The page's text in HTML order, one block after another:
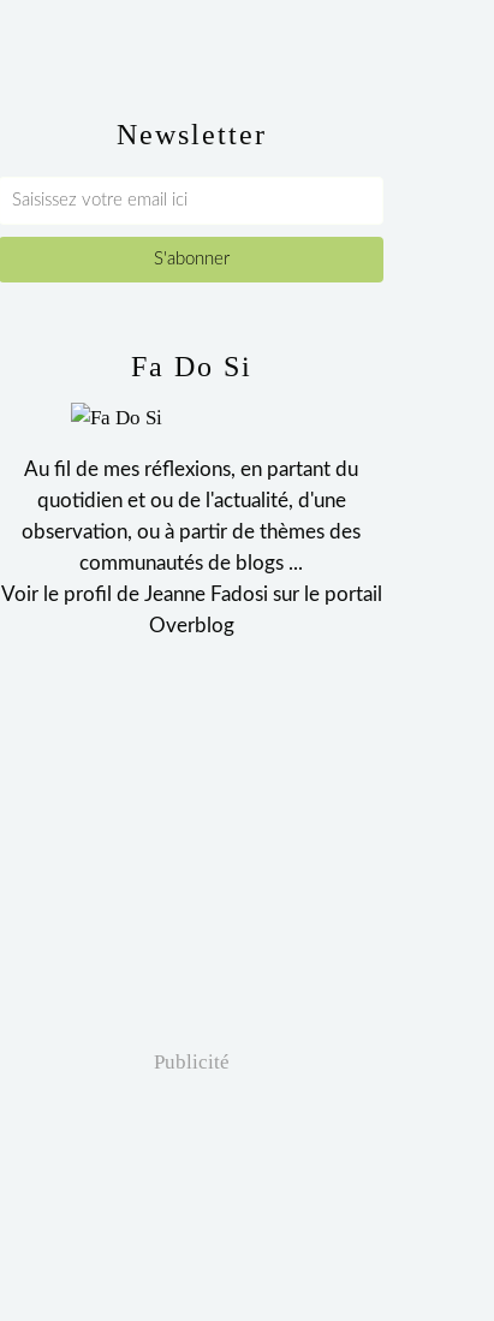
Newsletter
Fa Do Si
Au fil de mes réflexions, en partant du
quotidien et ou de l'actualité, d'une
observation, ou à partir de thèmes des
communautés de blogs ...
Voir le profil de Jeanne Fadosi sur le portail
Overblog
Publicité